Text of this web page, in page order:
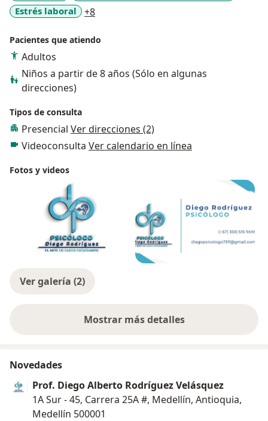
Estrés laboral
+8a11y_sr_more_diseases
Pacientes que atiendo
Adultos
Niños a partir de 8 años (Sólo en algunas
direcciones)
Tipos de consulta
Presencial Ver direcciones (2)
Videoconsulta Ver calendario en línea
Fotos y videos
Ver galería (2)
Mostrar más detalles
sobre la experiencia
Novedades
Prof. Diego Alberto Rodríguez Velásquez
1A Sur - 45, Carrera 25A #, Medellín, Antioquia,
Medellín 500001